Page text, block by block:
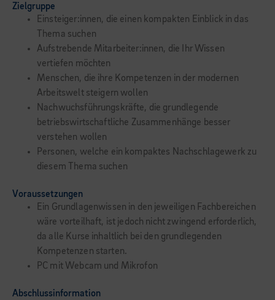
Zielgruppe
Einsteiger:innen, die einen kompakten Einblick in das
Thema suchen
Aufstrebende Mitarbeiter:innen, die Ihr Wissen
vertiefen möchten
Menschen, die ihre Kompetenzen in der modernen
Arbeitswelt steigern wollen
Nachwuchsführungskräfte, die grundlegende
betriebswirtschaftliche Zusammenhänge besser
verstehen wollen
Personen, welche ein kompaktes Nachschlagewerk zu
diesem Thema suchen
Voraussetzungen
Ein Grundlagenwissen in den jeweiligen Fachbereichen
wäre vorteilhaft, ist jedoch nicht zwingend erforderlich,
da alle Kurse inhaltlich bei den grundlegenden
Kompetenzen starten.
PC mit Webcam und Mikrofon
Abschlussinformation